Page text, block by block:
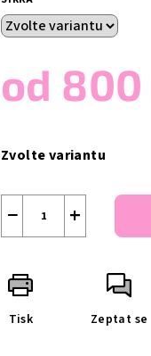
od 800
cena:
Zvolte variantu
+
−
Tisk Zeptat se